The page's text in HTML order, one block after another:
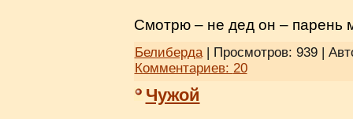
Смотрю – не дед он – парень
Белиберда| Просмотров: 939 |
Комментариев: 20
Чужой